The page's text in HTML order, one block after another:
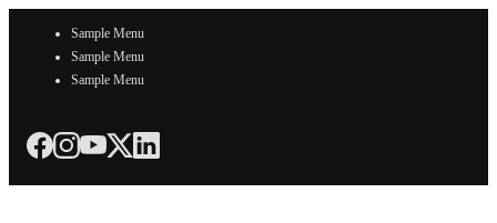
Sample Menu
Sample Menu
Sample Menu